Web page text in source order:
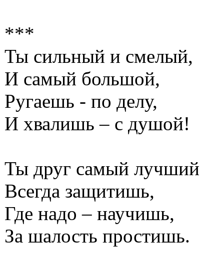
***
Ты сильный и смелый,
И самый большой,
Ругаешь - по делу,
И хвалишь – с душой!
Ты друг самый лучший
Всегда защитишь,
Где надо – научишь,
За шалость простишь.